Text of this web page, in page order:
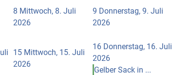
8 Mittwoch, 8. Juli
2026
9 Donnerstag, 9. Juli
2026
15 Mittwoch, 15. Juli
2026
16 Donnerstag, 16. Juli
2026
Gelber Sack in ...